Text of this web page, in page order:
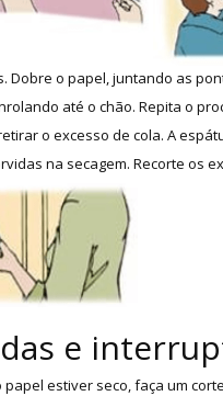
o papel, juntando as
até o chão. Repita o
o excesso de cola. A
na secagem. Recorte
e
estiver seco, faça um